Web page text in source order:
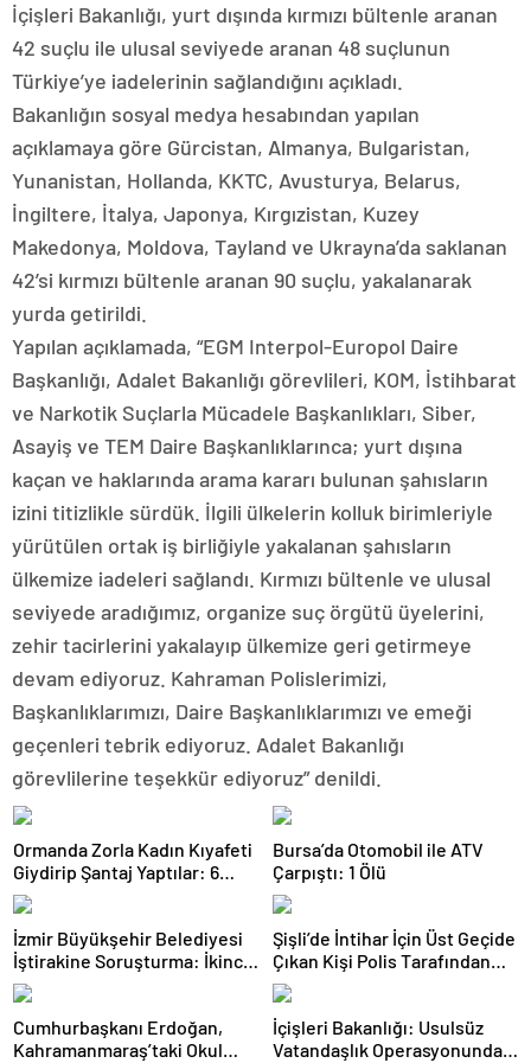
İçişleri Bakanlığı, yurt dışında kırmızı bültenle aranan
42 suçlu ile ulusal seviyede aranan 48 suçlunun
Türkiye’ye iadelerinin sağlandığını açıkladı.
Bakanlığın sosyal medya hesabından yapılan
açıklamaya göre Gürcistan, Almanya, Bulgaristan,
Yunanistan, Hollanda, KKTC, Avusturya, Belarus,
İngiltere, İtalya, Japonya, Kırgızistan, Kuzey
Makedonya, Moldova, Tayland ve Ukrayna’da saklanan
42’si kırmızı bültenle aranan 90 suçlu, yakalanarak
yurda getirildi.
Yapılan açıklamada, “EGM Interpol-Europol Daire
Başkanlığı, Adalet Bakanlığı görevlileri, KOM, İstihbarat
ve Narkotik Suçlarla Mücadele Başkanlıkları, Siber,
Asayiş ve TEM Daire Başkanlıklarınca; yurt dışına
kaçan ve haklarında arama kararı bulunan şahısların
izini titizlikle sürdük. İlgili ülkelerin kolluk birimleriyle
yürütülen ortak iş birliğiyle yakalanan şahısların
ülkemize iadeleri sağlandı. Kırmızı bültenle ve ulusal
seviyede aradığımız, organize suç örgütü üyelerini,
zehir tacirlerini yakalayıp ülkemize geri getirmeye
devam ediyoruz. Kahraman Polislerimizi,
Başkanlıklarımızı, Daire Başkanlıklarımızı ve emeği
geçenleri tebrik ediyoruz. Adalet Bakanlığı
görevlilerine teşekkür ediyoruz” denildi.
Ormanda Zorla Kadın Kıyafeti
Giydirip Şantaj Yaptılar: 6
Gözaltı
Bursa’da Otomobil ile ATV
Çarpıştı: 1 Ölü
İzmir Büyükşehir Belediyesi
İştirakine Soruşturma: İkinci
Dalgada 2 Gözaltı
Şişli’de İntihar İçin Üst Geçide
Çıkan Kişi Polis Tarafından
İkna Edildi
Cumhurbaşkanı Erdoğan,
Kahramanmaraş’taki Okul
İçişleri Bakanlığı: Usulsüz
Vatandaşlık Operasyonunda 6